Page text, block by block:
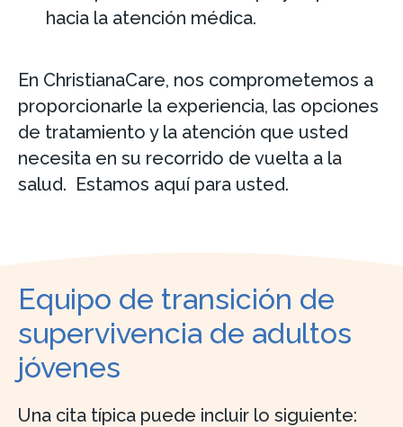
hacia la atención médica.
En ChristianaCare, nos comprometemos a
proporcionarle la experiencia, las opciones
de tratamiento y la atención que usted
necesita en su recorrido de vuelta a la
salud. Estamos aquí para usted.
Equipo de transición de
supervivencia de adultos
jóvenes
Una cita típica puede incluir lo siguiente: